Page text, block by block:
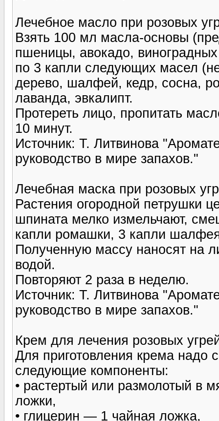
Лечебное масло при розовых
Взять 100 мл масла-основы
пшеницы, авокадо,
по 3 капли следующих масел
дерево, шалфей, кедр, сосна,
лаванда, эвкалипт.
Протереть лицо, пропитать
10 минут.
Источник: Т. Литвинова
руководство в мире запахов."
Лечебная маска при розовых
Растения огородной петрушки
шпината мелко измельчают,
капли ромашки, 3 капли
Полученную массу наносят на
водой.
Повторяют 2 раза в неделю.
Источник: Т. Литвинова
руководство в мире запахов."
Крем для лечения розовых
Для приготовления крема надо
следующие компоненты:
• растертый или размолотый в
ложки,
• глицерин — 1 чайная ложка,